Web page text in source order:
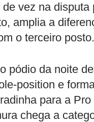
vez na
amplia a
o terceiro posto.
pódio da noite
position e
para a Pro
chega a